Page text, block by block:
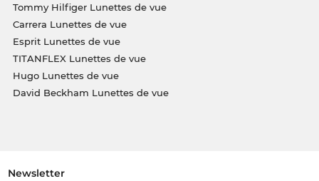
Tommy Hilfiger Lunettes de vue
Carrera Lunettes de vue
Esprit Lunettes de vue
TITANFLEX Lunettes de vue
Hugo Lunettes de vue
David Beckham Lunettes de vue
Newsletter